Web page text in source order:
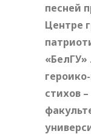
песней
Центре
стихов